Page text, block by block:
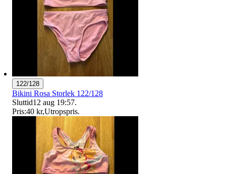
122/128
Bikini Rosa Storlek 122/128
Sluttid12 aug 19:57.
Pris:40 kr,Utropspris.